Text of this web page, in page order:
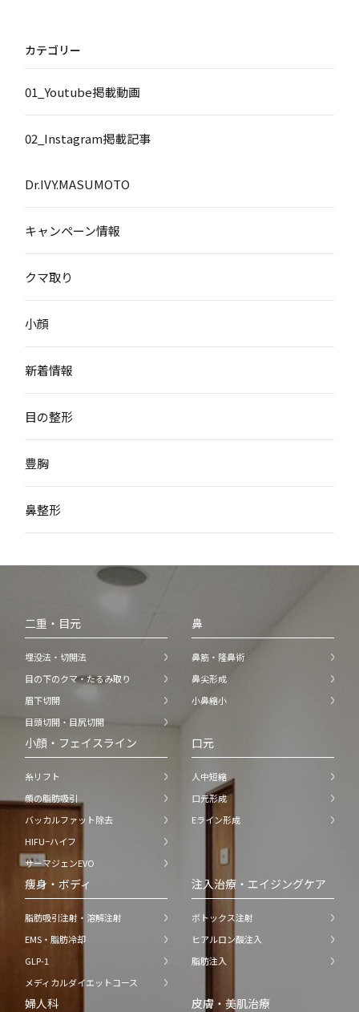
カテゴリー
01_Youtube掲載動画
02_Instagram掲載記事
Dr.IVY.MASUMOTO
キャンペーン情報
クマ取り
小顔
新着情報
目の整形
豊胸
鼻整形
二重・目元
埋没法・切開法
目の下のクマ・たるみ取り
眉下切開
目頭切開・目尻切開
鼻
鼻筋・隆鼻術
鼻尖形成
小鼻縮小
小顔・フェイスライン
糸リフト
顔の脂肪吸引
バッカルファット除去
HIFU−ハイフ
サーマジェンEVO
口元
人中短縮
口元形成
Eライン形成
痩身・ボディ
脂肪吸引注射・溶解注射
EMS・脂肪冷却
GLP-1
メディカルダイエットコース
注入治療・エイジングケア
ボトックス注射
ヒアルロン酸注入
脂肪注入
婦人科 皮膚・美肌治療